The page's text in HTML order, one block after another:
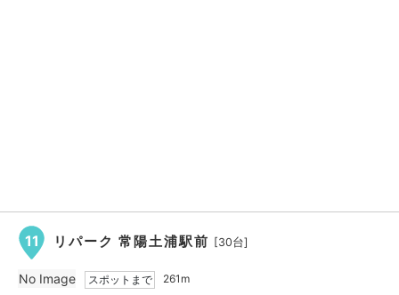
11 リパーク 常陽土浦駅前 [30台]
スポットまで
261m
No Image